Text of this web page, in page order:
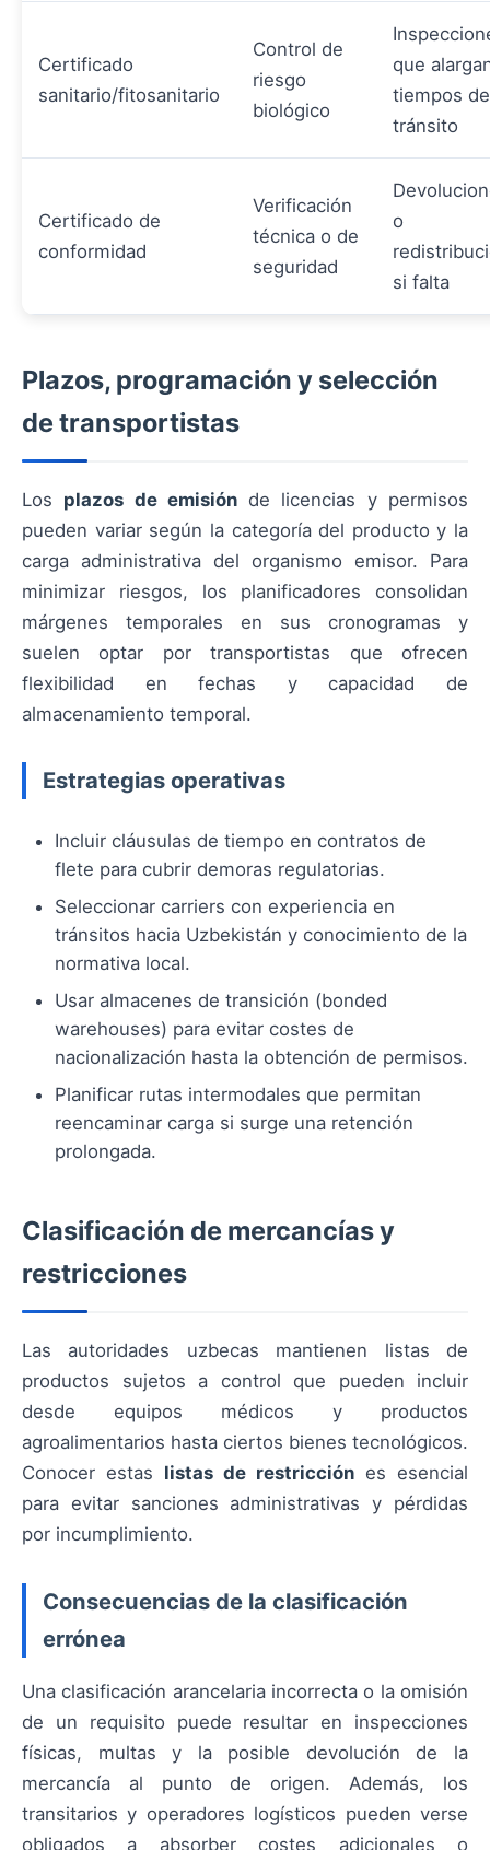
Certificado
sanitario/fitosanitario
Control de
riesgo
biológico
que
tiempos de
tránsito
Certificado de
conformidad
Verificación
técnica o de
seguridad
o
si falta
Plazos, programación y selección
de transportistas
Los plazos de emisiónde licencias y permisos
pueden variar según la categoría del producto y la
carga administrativa del organismo emisor. Para
minimizar riesgos, los planificadores consolidan
márgenes temporales en sus cronogramas y
suelen optar por transportistas que ofrecen
flexibilidad en fechas y capacidad de
almacenamiento temporal.
Estrategias operativas
Incluir cláusulas de tiempo en contratos de
flete para cubrir demoras regulatorias.
Seleccionar carriers con experiencia en
tránsitos hacia Uzbekistán y conocimiento de la
normativa local.
Usar almacenes de transición (bonded
warehouses) para evitar costes de
nacionalización hasta la obtención de permisos.
Planificar rutas intermodales que permitan
reencaminar carga si surge una retención
prolongada.
Clasificación de mercancías y
restricciones
Las autoridades uzbecas mantienen listas de
productos sujetos a control que pueden incluir
desde equipos médicos y productos
agroalimentarios hasta ciertos bienes tecnológicos.
Conocer estas listas de restricción es esencial
para evitar sanciones administrativas y pérdidas
por incumplimiento.
Consecuencias de la clasificación
errónea
Una clasificación arancelaria incorrecta o la omisión
de un requisito puede resultar en inspecciones
físicas, multas y la posible devolución de la
mercancía al punto de origen. Además, los
transitarios y operadores logísticos pueden verse
obligados a absorber costes adicionales o